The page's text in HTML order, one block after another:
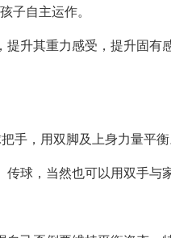
子自主运作。
升其重力感受，提升固
手，用双脚及上身力量平衡
球，当然也可以用双手与